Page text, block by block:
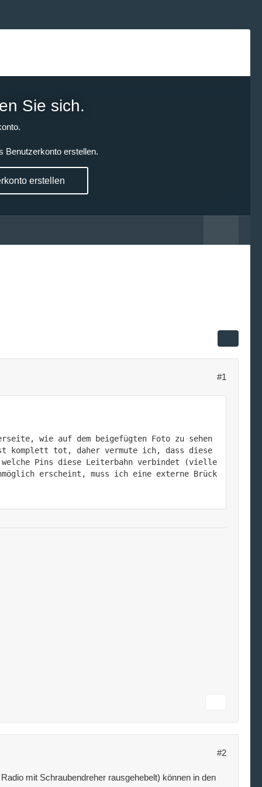
Sie sich.
Benutzerkonto erstellen.
erstellen
#1
wie auf dem beigefügten Foto zu sehen
tot, daher vermute ich, dass diese
welche Pins diese Leiterbahn verbindet (vielle
erscheint, muss ich eine externe Brück
#2
mit Schraubendreher rausgehebelt) können in den